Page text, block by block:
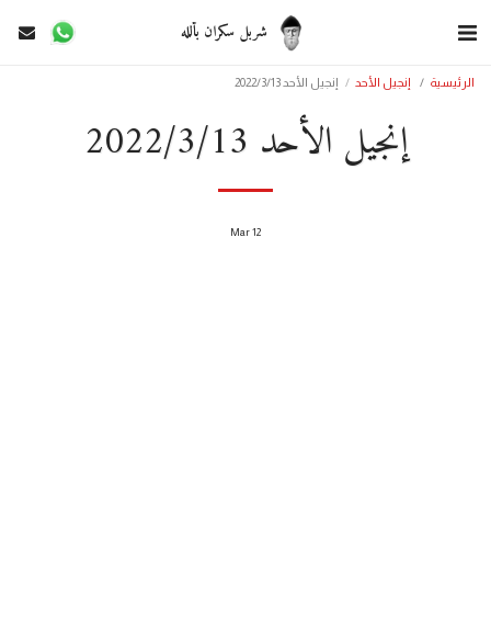
شربل سكران بألله
الرئيسية إنجيل الأحد إنجيل الأحد 2022/3/13
إنجيل الأحد 2022/3/13
12
Mar